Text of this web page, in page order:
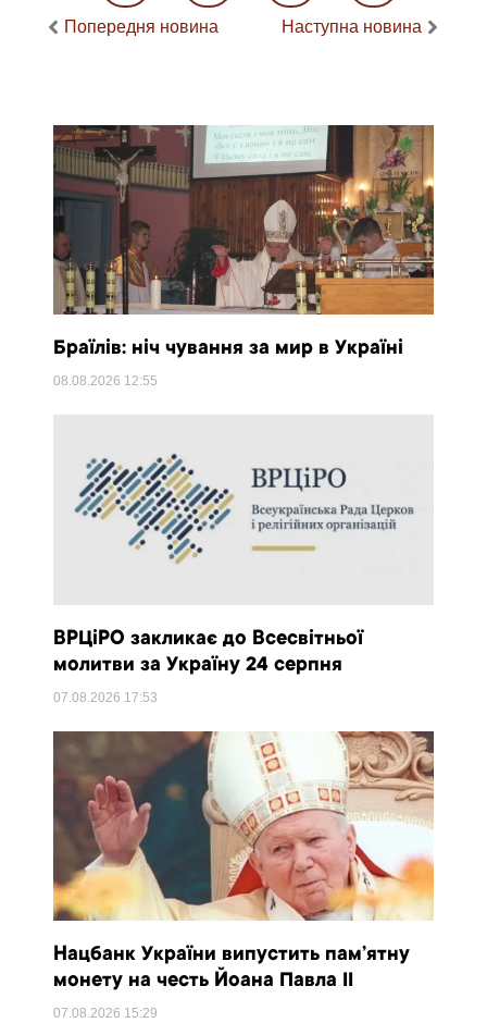
Попередня новина Наступна новина
Браїлів: ніч чування за мир в Україні
08.08.2026 12:55
ВРЦіРО закликає до Всесвітньої
молитви за Україну 24 серпня
07.08.2026 17:53
Нацбанк України випустить пам’ятну
монету на честь Йоана Павла II
07.08.2026 15:29